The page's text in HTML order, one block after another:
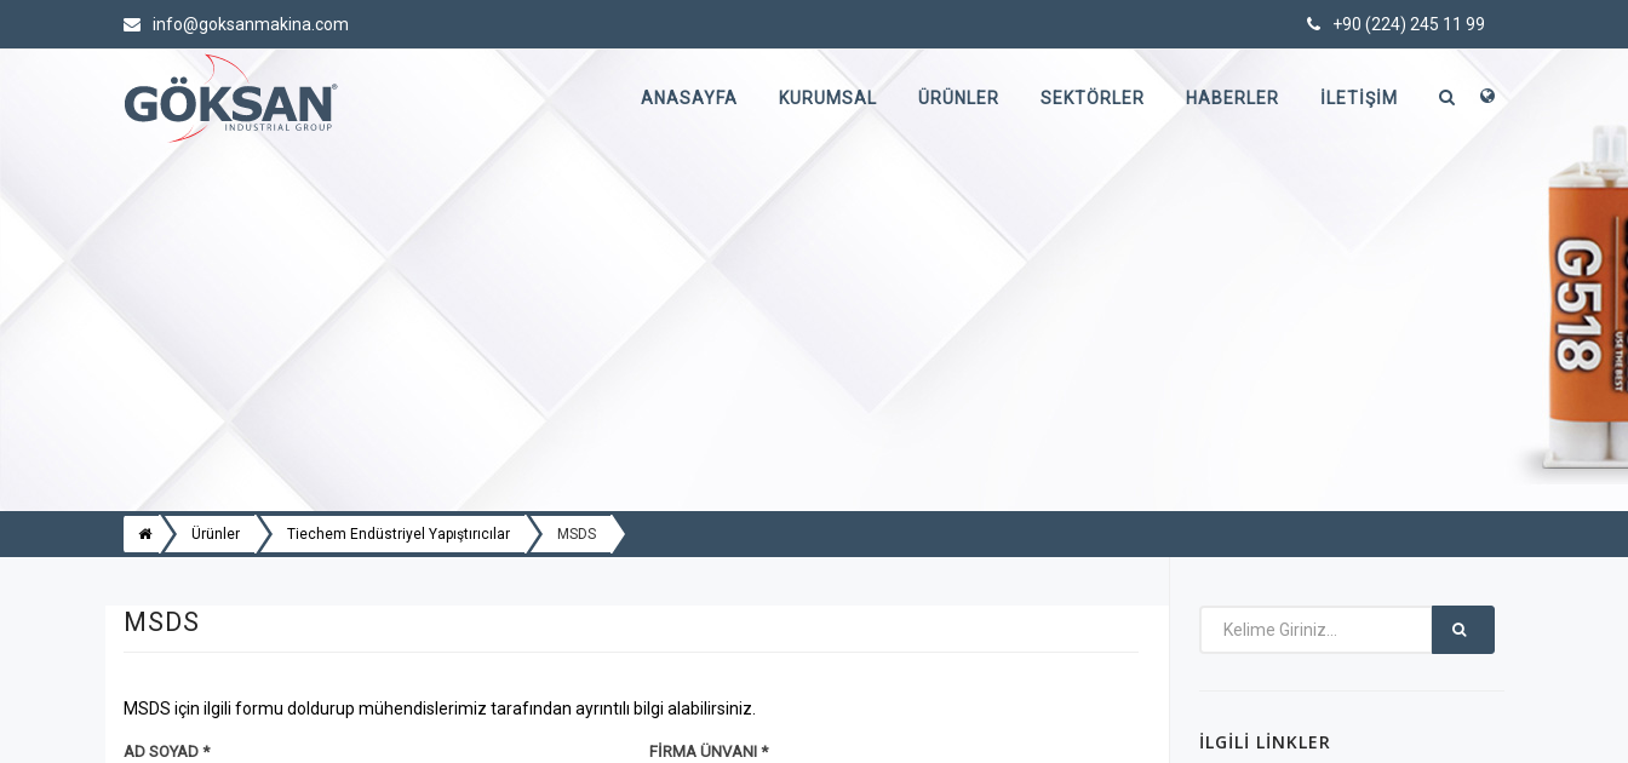
info@goksanmakina.com
ANASAYFA KURUMSAL ÜRÜNLER SEKTÖRLER HABERLER İLETIŞIM
Ürünler Tiechem Endüstriyel Yapıştırıcılar MSDS
MSDS
MSDS için ilgili formu doldurup mühendislerimiz tarafından ayrıntılı bilgi alabilirsiniz.
AD SOYAD * FIRMA ÜNVANI * İLGILI LINKLER